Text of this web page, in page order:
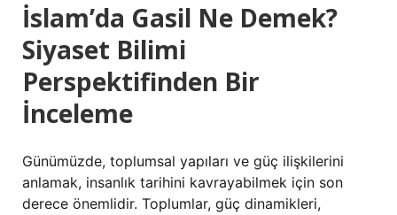
İslam’da Gasil Ne Demek?
Siyaset Bilimi
Perspektifinden Bir
İnceleme
Günümüzde, toplumsal yapıları ve güç ilişkilerini
anlamak, insanlık tarihini kavrayabilmek için son
derece önemlidir. Toplumlar, güç dinamikleri,